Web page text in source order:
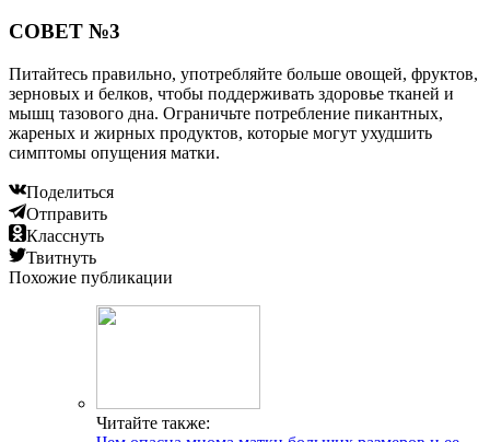
СОВЕТ №3
Питайтесь правильно, употребляйте больше овощей, фруктов,
зерновых и белков, чтобы поддерживать здоровье тканей и
мышц тазового дна. Ограничьте потребление пикантных,
жареных и жирных продуктов, которые могут ухудшить
симптомы опущения матки.
Поделиться
Отправить
Класснуть
Твитнуть
Похожие публикации
Читайте также: